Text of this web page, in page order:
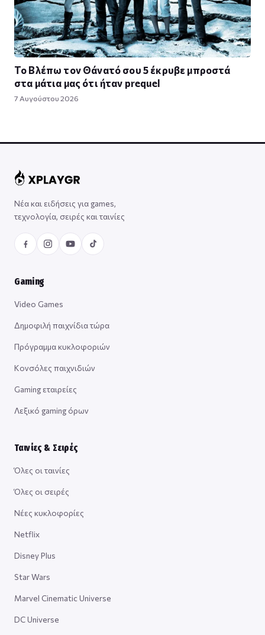
Το Βλέπω τον Θάνατό σου 5 έκρυβε μπροστά
στα μάτια μας ότι ήταν prequel
7 Αυγούστου 2026
Νέα και ειδήσεις για games,
τεχνολογία, σειρές και ταινίες
Gaming
Video Games
Δημοφιλή παιχνίδια τώρα
Πρόγραμμα κυκλοφοριών
Κονσόλες παιχνιδιών
Gaming εταιρείες
Λεξικό gaming όρων
Ταινίες & Σειρές
Όλες οι ταινίες
Όλες οι σειρές
Νέες κυκλοφορίες
Netflix
Disney Plus
Star Wars
Marvel Cinematic Universe
DC Universe